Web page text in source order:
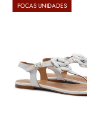
POCAS UNIDADES